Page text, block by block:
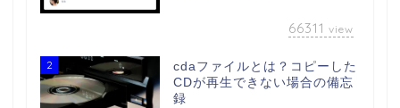
66311 view
2
cdaファイルとは？コピーした
CDが再生できない場合の備忘
録